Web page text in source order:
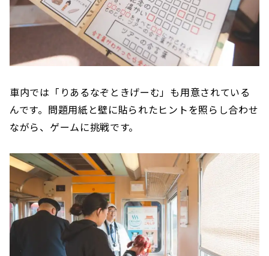
車内では「りあるなぞときげーむ」も用意されている
んです。問題用紙と壁に貼られたヒントを照らし合わせ
ながら、ゲームに挑戦です。